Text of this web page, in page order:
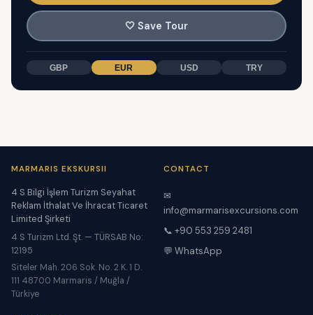
🤍 Save Tour
GBP EUR USD TRY
MARMARIS EKSKURSII
4 S Bilgi İşlem Turizm Seyahat
Reklam İthalat Ve İhracat Ticaret
Limited Şirketi
4 S Turizm Ltd. Şt. — TÜRSAB No:
12195
Siteler Mah. 206 Sok. No. 2 K. 1 D.
111 48700 Marmaris / Muğla /
Türkiye
CONTACT
✉
info@marmarisexcursions.com
📞 +90 553 259 2481
💬 WhatsApp